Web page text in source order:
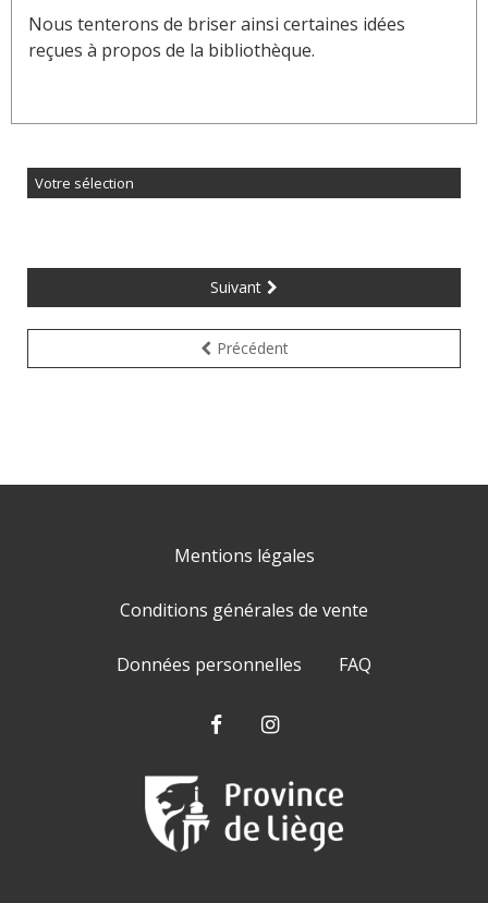
Nous tenterons de briser ainsi certaines idées
reçues à propos de la bibliothèque.
Votre sélection
Précédent
Suivant
Mentions légales
Conditions générales de vente
Données personnelles FAQ
Facebook
Province